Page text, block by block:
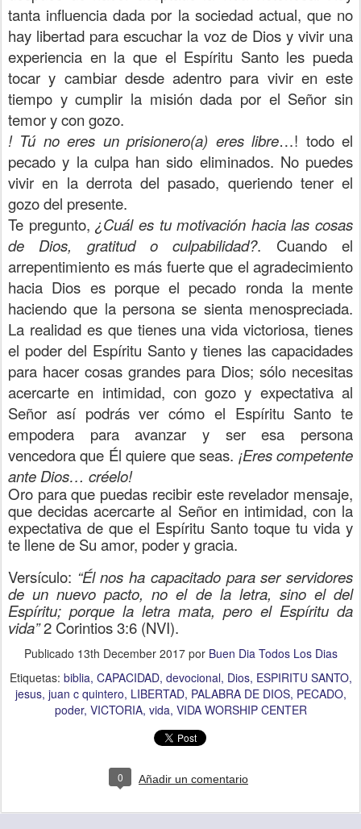
tanta influencia dada por la sociedad actual, que no
hay libertad para escuchar la voz de Dios y vivir una
experiencia en la que el Espíritu Santo les pueda
tocar y cambiar desde adentro para vivir en este
tiempo y cumplir la misión dada por el Señor sin
temor y con gozo.
! Tú no eres un prisionero(a) eres libre…! todo el
pecado y la culpa han sido eliminados. No puedes
vivir en la derrota del pasado, queriendo tener el
gozo del presente.
Te pregunto,¿Cuál es tu motivación hacia las cosas
de Dios, gratitud o culpabilidad?. Cuando el
arrepentimiento es más fuerte que el agradecimiento
hacia Dios es porque el pecado ronda la mente
haciendo que la persona se sienta menospreciada.
La realidad es que tienes una vida victoriosa, tienes
el poder del Espíritu Santo y tienes las capacidades
para hacer cosas grandes para Dios; sólo necesitas
acercarte en intimidad, con gozo y expectativa al
Señor así podrás ver cómo el Espíritu Santo te
empodera para avanzar y ser esa persona
vencedora que Él quiere que seas. ¡Eres competente
ante Dios… créelo!
Oro para que puedas recibir este revelador mensaje,
que decidas acercarte al Señor en intimidad, con la
expectativa de que el Espíritu Santo toque tu vida y
te llene de Su amor, poder y gracia.
Versículo: “Él nos ha capacitado para ser servidores
de un nuevo pacto, no el de la letra, sino el del
Espíritu; porque la letra mata, pero el Espíritu da
vida”2 Corintios 3:6 (NVI).
Publicado 13th December 2017por Buen Dia Todos Los Dias
Etiquetas: biblia CAPACIDAD devocional Dios ESPIRITU SANTO
jesus juan c quintero LIBERTAD PALABRA DE DIOS PECADO
poder VICTORIA vida VIDA WORSHIP CENTER
0 Añadir un comentario